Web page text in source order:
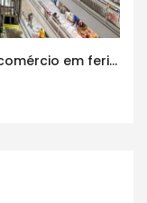
Acordo regulamenta trabalho no comércio em feriados